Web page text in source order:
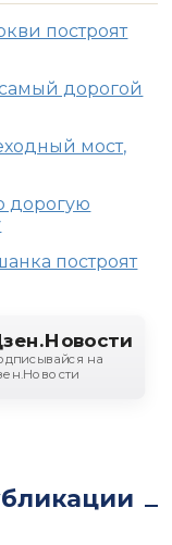
построят
дорогой
мост,
дорогую
построят
на